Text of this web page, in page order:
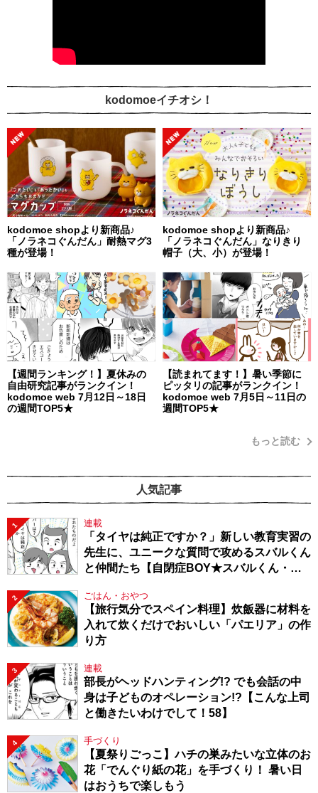
kodomoeイチオシ！
kodomoe shopより新商品♪
「ノラネコぐんだん」耐熱マグ3
種が登場！
kodomoe shopより新商品♪
「ノラネコぐんだん」なりきり
帽子（大、小）が登場！
【週間ランキング！】夏休みの
自由研究記事がランクイン！
kodomoe web 7月12日～18日
の週間TOP5★
【読まれてます！】暑い季節に
ピッタリの記事がランクイン！
kodomoe web 7月5日～11日の
週間TOP5★
もっと読む
人気記事
1 連載
「タイヤは純正ですか？」新しい教育実習の
先生に、ユニークな質問で攻めるスバルくん
と仲間たち【自閉症BOY★スバルくん・
2 ごはん・おやつ
【旅行気分でスペイン料理】炊飯器に材料を
入れて炊くだけでおいしい「パエリア」の作
り方
3 連載
部長がヘッドハンティング!? でも会話の中
身は子どものオペレーション!?【こんな上司
と働きたいわけでして！58】
4 手づくり
【夏祭りごっこ】ハチの巣みたいな立体のお
花「でんぐり紙の花」を手づくり！ 暑い日
はおうちで楽しもう